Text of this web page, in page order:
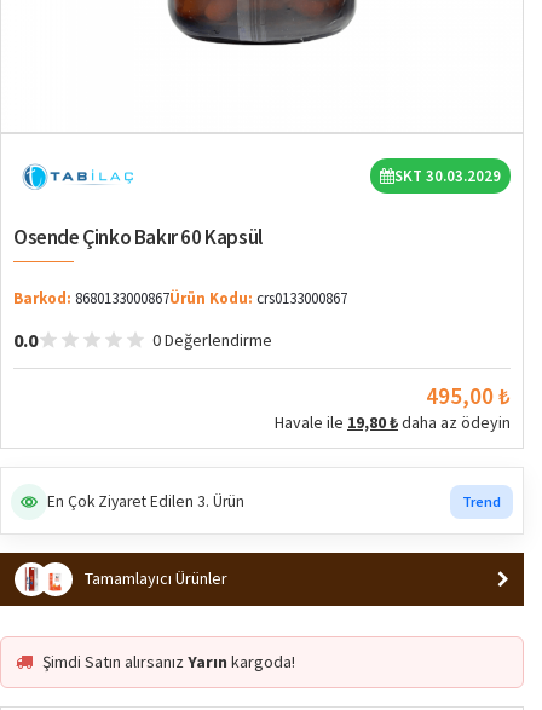
SKT 30.03.2029
Osende Çinko Bakır 60 Kapsül
Barkod: 8680133000867Ürün Kodu: crs0133000867
0.0 0 Değerlendirme
495,00 ₺
Havale ile 19,80 ₺daha az ödeyin
En Çok Ziyaret Edilen 3. Ürün
En Çok Satan 2. Ürün
Tamamlayıcı Ürünler
Şimdi Satın alırsanızYarın kargoda!